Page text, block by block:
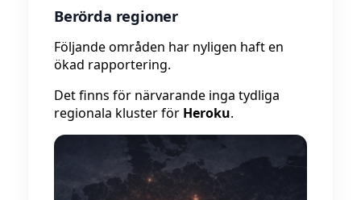
Berörda regioner
Följande områden har nyligen haft en
ökad rapportering.
Det finns för närvarande inga tydliga
regionala kluster för Heroku.